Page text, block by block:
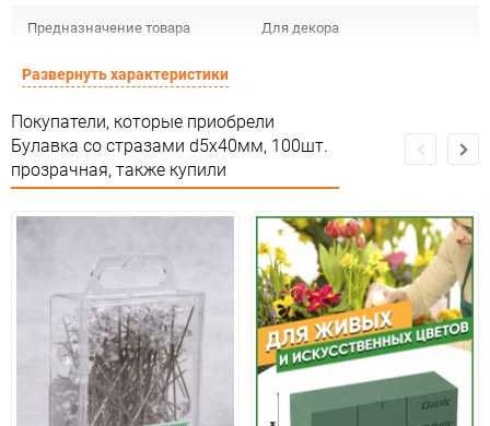
Предназначение товара Для декора
Сертификация
Особые условия Особых условий не требует
Минимальное количество 1
упак
Развернуть характеристики
Покупатели, которые приобрели
Булавка со стразами d5х40мм, 100шт.
прозрачная, также купили